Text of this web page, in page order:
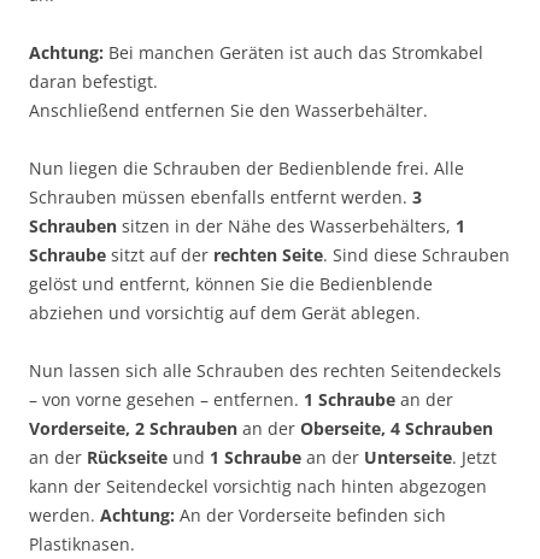
Achtung: Bei manchen Geräten ist auch das Stromkabel
daran befestigt.
Anschließend entfernen Sie den Wasserbehälter.
Nun liegen die Schrauben der Bedienblende frei. Alle
Schrauben müssen ebenfalls entfernt werden. 3
Schrauben sitzen in der Nähe des Wasserbehälters, 1
Schraube sitzt auf der rechten Seite. Sind diese Schrauben
gelöst und entfernt, können Sie die Bedienblende
abziehen und vorsichtig auf dem Gerät ablegen.
Nun lassen sich alle Schrauben des rechten Seitendeckels
– von vorne gesehen – entfernen. 1 Schraube an der
Vorderseite, 2 Schrauben an der Oberseite, 4 Schrauben
an der Rückseite und 1 Schraube an der Unterseite. Jetzt
kann der Seitendeckel vorsichtig nach hinten abgezogen
werden. Achtung: An der Vorderseite befinden sich
Plastiknasen.